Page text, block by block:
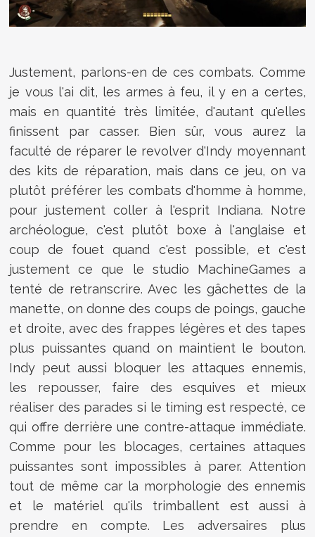
Justement, parlons-en de ces combats. Comme
je vous l'ai dit, les armes à feu, il y en a certes,
mais en quantité très limitée, d'autant qu'elles
finissent par casser. Bien sûr, vous aurez la
faculté de réparer le revolver d'Indy moyennant
des kits de réparation, mais dans ce jeu, on va
plutôt préférer les combats d'homme à homme,
pour justement coller à l'esprit Indiana. Notre
archéologue, c'est plutôt boxe à l'anglaise et
coup de fouet quand c'est possible, et c'est
justement ce que le studio MachineGames a
tenté de retranscrire. Avec les gâchettes de la
manette, on donne des coups de poings, gauche
et droite, avec des frappes légères et des tapes
plus puissantes quand on maintient le bouton.
Indy peut aussi bloquer les attaques ennemis,
les repousser, faire des esquives et mieux
réaliser des parades si le timing est respecté, ce
qui offre derrière une contre-attaque immédiate.
Comme pour les blocages, certaines attaques
puissantes sont impossibles à parer. Attention
tout de même car la morphologie des ennemis
et le matériel qu'ils trimballent est aussi à
prendre en compte. Les adversaires plus